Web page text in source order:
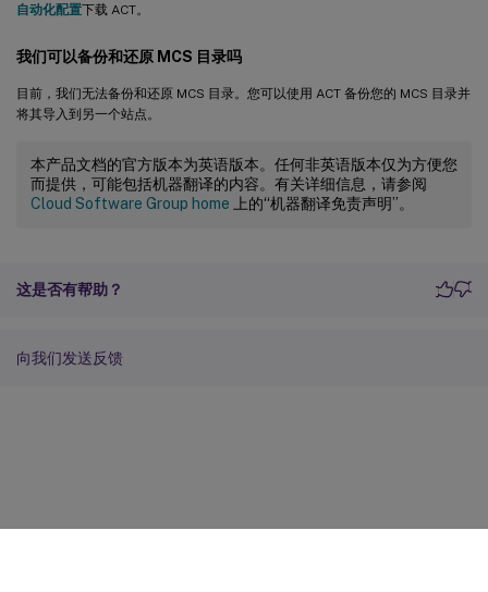
自动化配置下载 ACT。
我们可以备份和还原 MCS 目录吗
目前，我们无法备份和还原 MCS 目录。您可以使用 ACT 备份您的 MCS 目录并
将其导入到另一个站点。
本产品文档的官方版本为英语版本。任何非英语版本仅为方便您
而提供，可能包括机器翻译的内容。有关详细信息，请参阅
Cloud Software Group home 上的“机器翻译免责声明”。
这是否有帮助？
向我们发送反馈